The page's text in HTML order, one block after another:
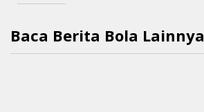
Baca Berita Bola Lainnya